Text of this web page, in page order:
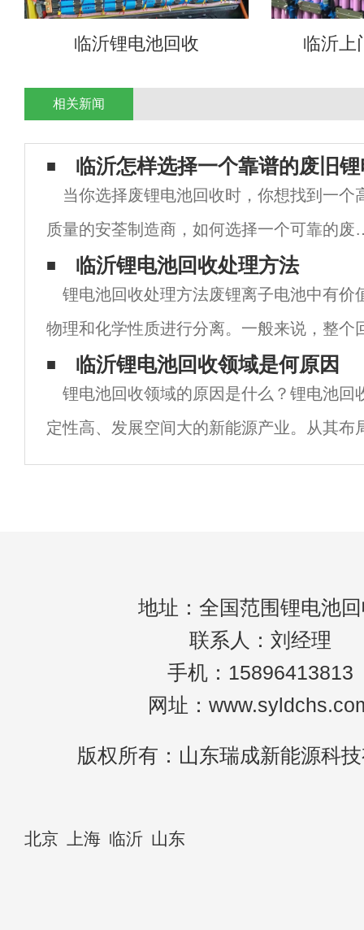
临沂锂电池回收 临沂上
相关新闻
临沂怎样选择一个靠谱的废旧
当你选择废锂电池回收时，你想找到一个
质量的安荃制造商，如何选择一个可靠的废
电池回收制造商？接下来，我想和大家分享
下寻找废锂电池回收制造商需要理解的一个
题。当用户选择自己的产品时，重要的是了
他
临沂锂电池回收处理方法
锂电池回收处理方法废锂离子电池中有价
物理和化学性质进行分离。一般来说，整个
个部分：1预处理部分；2电極材料的修复；
出；4化学净化。在回收过程中，锂离子电
临沂锂电池回收领域是何原因
锂电池回收领域的原因是什么？锂电池回
定性高、发展空间大的新能源产业。从其布
业已经开始使用锂电池回收行业，在这种环
地址：全国范围锂电池
联系人：刘经理
手机：15896413813
网址：
版权所有：山东瑞成新能源科
北京 上海 临沂 山东